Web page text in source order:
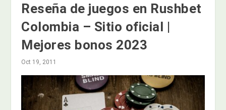
Reseña de juegos en Rushbet
Colombia – Sitio oficial |
Mejores bonos 2023
Oct 19, 2011